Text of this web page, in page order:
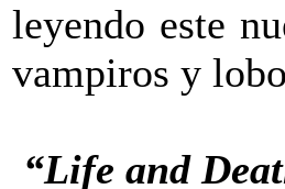
leyendo este
vampiros y
“Life and